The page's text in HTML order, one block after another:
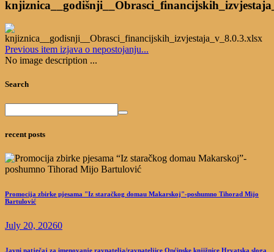
Previous item izjava o nepostojanju...
No image description ...
Search
recent posts
Promocija zbirke pjesama "Iz staračkog domau Makarskoj"-poshumno Tihorad Mijo
Bartulović
July 20, 20260
Javni natječaj za imenovanje ravnatelja/ravnateljice Općinske knjižnice Hrvatska sloga